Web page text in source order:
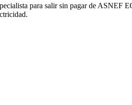
para salir sin pagar de